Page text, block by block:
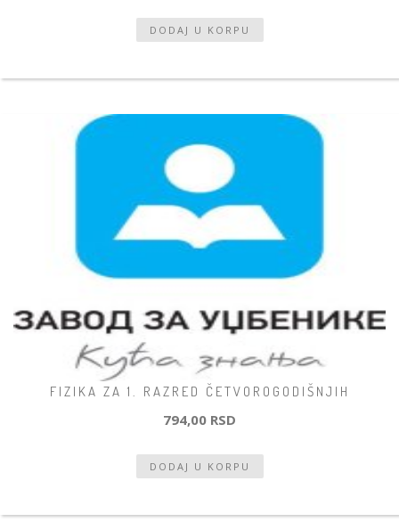
FIZIKA ZA 1. RAZRED ČETVOROGODIŠNJIH
794,00 RSD